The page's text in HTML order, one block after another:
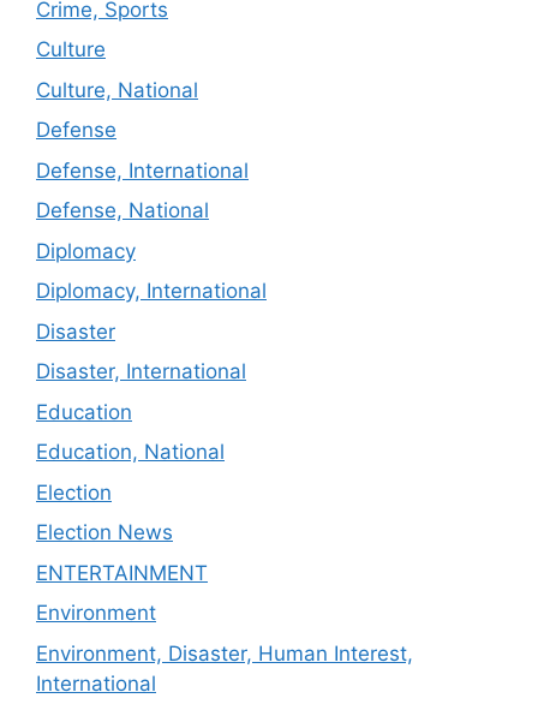
Crime, Sports
Culture
Culture, National
Defense
Defense, International
Defense, National
Diplomacy
Diplomacy, International
Disaster
Disaster, International
Education
Education, National
Election
Election News
ENTERTAINMENT
Environment
Environment, Disaster, Human Interest,
International